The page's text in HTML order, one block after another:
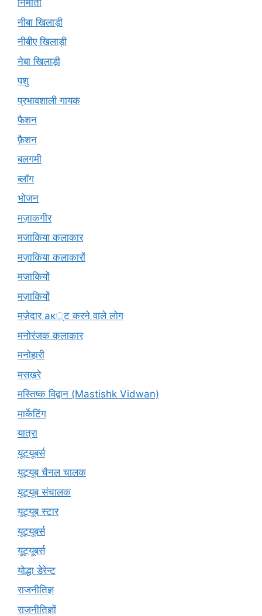
निर्माता
नीबा खिलाड़ी
नीबीए खिलाड़ी
नेबा खिलाड़ी
पशु
प्रभावशाली गायक
फैशन
फ़ैशन
बलगमी
ब्लॉग
भोजन
मज़ाकगीर
मजाकिया कलाकार
मज़ाकिया कलाकारों
मजाकियों
मज़ाकियों
मज़ेदार ак्ट करने वाले लोग
मनोरंजक कलाकार
मनोहारी
मसख़रे
मस्तिष्क विद्वान (Mastishk Vidwan)
मार्केटिंग
यात्रा
यूटयूबर्स
यूट्यूब चैनल चालक
यूट्यूब संचालक
यूट्यूब स्टार
यूट्यूबर्स
यूट्‍यूबर्स
योद्धा डेरेन्ट
राजनीतिज्ञ
राजनीतिज्ञों